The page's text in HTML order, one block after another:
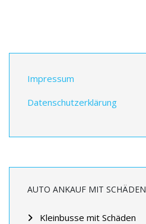
Impressum
Datenschutzerklärung
AUTO ANKAUF MIT SCHÄDEN
Kleinbusse mit Schäden